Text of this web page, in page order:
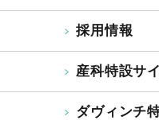
採用情報
産科特設サ
ダヴィンチ